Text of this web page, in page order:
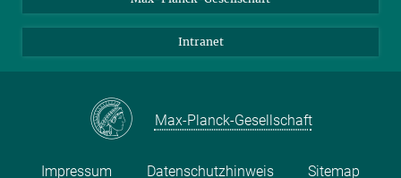
Schulen
Studierende
YouTube
Intranet
Max-Planck-Gesellschaft
Impressum Datenschutzhinweis Sitemap